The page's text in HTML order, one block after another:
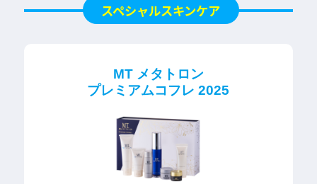
スペシャルスキンケア
MT メタトロン
プレミアムコフレ 2025